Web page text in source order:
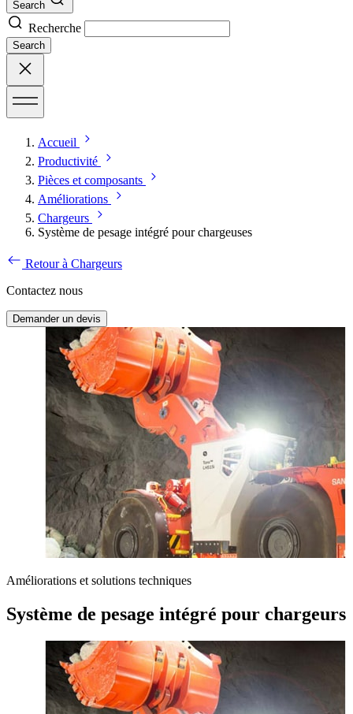
Search
Recherche
Search
Accueil
Productivité
Pièces et composants
Améliorations
Chargeurs
Système de pesage intégré pour chargeuses
Retour à Chargeurs
Contactez nous
Demander un devis
Améliorations et solutions techniques
Système de pesage intégré pour chargeurs